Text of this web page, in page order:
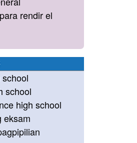
rendir el
school
high school
eksam